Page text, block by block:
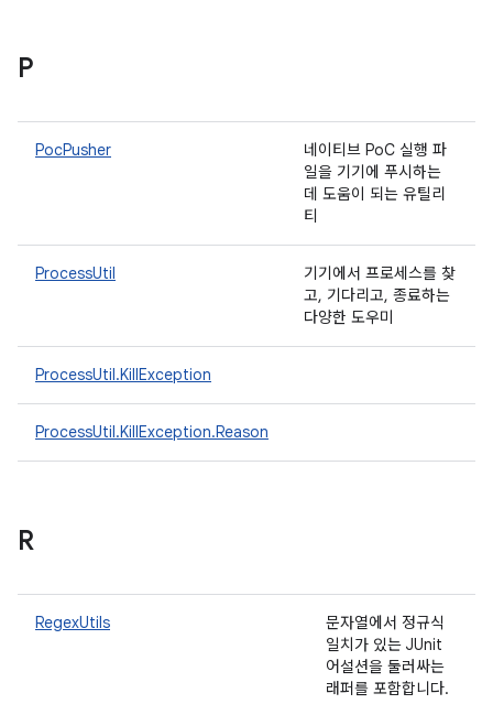
P
PocPusher
네이티브 PoC 실행 파
일을 기기에 푸시하는
데 도움이 되는 유틸리
티
ProcessUtil
기기에서 프로세스를 찾
고, 기다리고, 종료하는
다양한 도우미
ProcessUtil.KillException
ProcessUtil.KillException.Reason
R
RegexUtils
문자열에서 정규식
일치가 있는 JUnit
어설션을 둘러싸는
래퍼를 포함합니다.